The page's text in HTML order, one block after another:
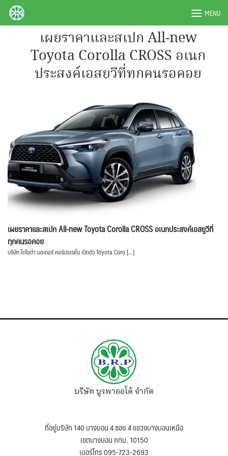
SkipBRPAUTO.COM MENU
เผยราคาและสเปก All-new
Toyota Corolla CROSS อเนก
ประสงค์เอสยูวีที่ทุกคนรอคอย
เผยราคาและสเปก All-new Toyota Corolla CROSS อเนกประสงค์เอสยูวีที่
ทุกคนรอคอย
บริษัท โตโยต้า มอเตอร์ คอร์ปอเรชั่น เปิดตัว Toyota Coro […]
บริษัท บูรพาออโต้ จำกัด
ที่อยู่บริษัท 140 บางบอน 4 ซอย 4 แขวงบางบอนเหนือ
เขตบางบอน กทม. 10150
เบอร์โทร 095-723-2693